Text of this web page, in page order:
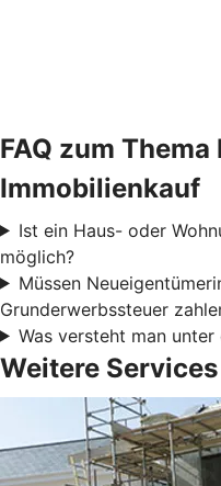
FAQ zum
Immobilienkauf
Ist ein Haus- oder
möglich?
Müssen
Grunderwerbssteuer
Was versteht man
Weitere